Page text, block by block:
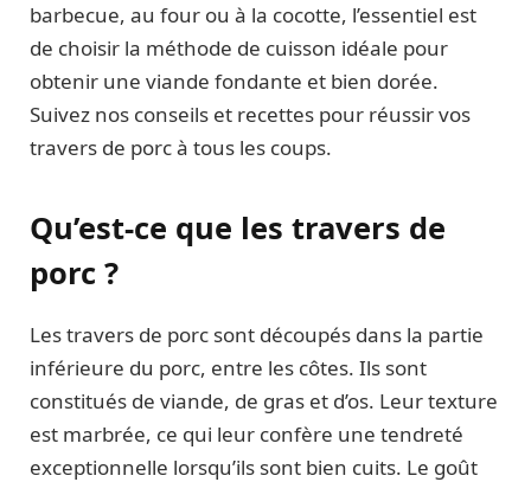
barbecue, au four ou à la cocotte, l’essentiel est
de choisir la méthode de cuisson idéale pour
obtenir une viande fondante et bien dorée.
Suivez nos conseils et recettes pour réussir vos
travers de porc à tous les coups.
Qu’est-ce que les travers de
porc ?
Les travers de porc sont découpés dans la partie
inférieure du porc, entre les côtes. Ils sont
constitués de viande, de gras et d’os. Leur texture
est marbrée, ce qui leur confère une tendreté
exceptionnelle lorsqu’ils sont bien cuits. Le goût